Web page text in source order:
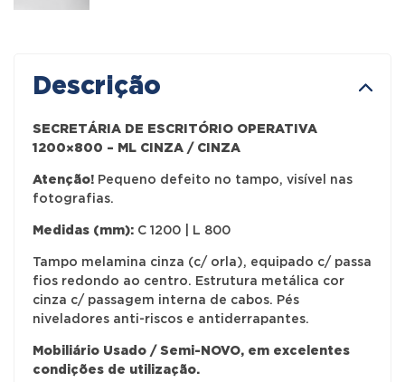
Descrição
SECRETÁRIA DE ESCRITÓRIO OPERATIVA
1200×800 – ML CINZA / CINZA
Atenção! Pequeno defeito no tampo, visível nas
fotografias.
Medidas (mm): C 1200 | L 800
Tampo melamina cinza (c/ orla), equipado c/ passa
fios redondo ao centro. Estrutura metálica cor
cinza c/ passagem interna de cabos. Pés
niveladores anti-riscos e antiderrapantes.
Mobiliário Usado / Semi-NOVO, em excelentes
condições de utilização.